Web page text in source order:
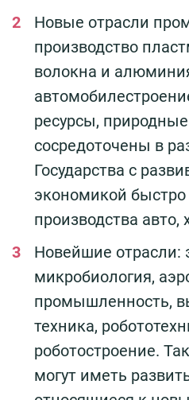
Новые отрасли
производство
волокна и
ресурсы,
сосредоточены в
Государства с
экономикой
производства
Новейшие отрасли:
микробиология,
промышленность,
техника,
роботостроение.
могут иметь